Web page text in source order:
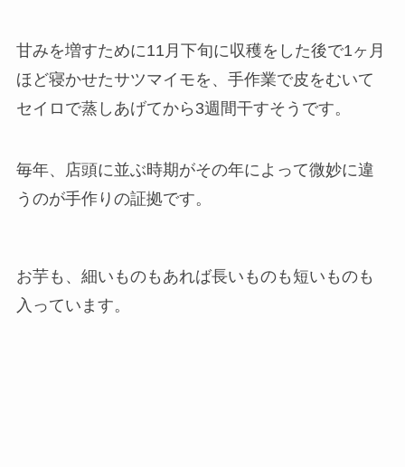
甘みを増すために11月下旬に収穫をした後で1ヶ月
ほど寝かせたサツマイモを、手作業で皮をむいて
セイロで蒸しあげてから3週間干すそうです。
毎年、店頭に並ぶ時期がその年によって微妙に違
うのが手作りの証拠です。
お芋も、細いものもあれば長いものも短いものも
入っています。